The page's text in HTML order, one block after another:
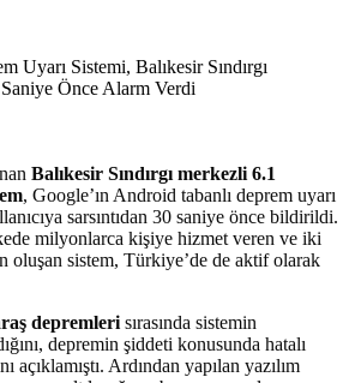
Balıkesir Sındırgı merkezli 6.1
, Google’ın Android tabanlı deprem uyarı
sarsıntıdan 30 saniye önce bildirildi.
milyonlarca kişiye hizmet veren ve iki
oluşan sistem, Türkiye’de de aktif olarak
depremleri sırasında sistemin
depremin şiddeti konusunda hatalı
açıklamıştı. Ardından yapılan yazılım